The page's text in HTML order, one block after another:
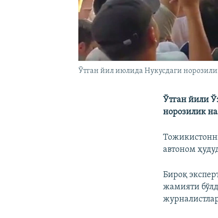
Ўтган йил июлида Нукусдаги
Ўтган йили
норозилик
автоном
Бироқ
жамияти